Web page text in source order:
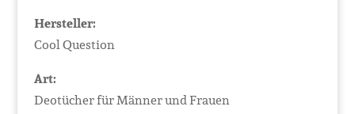
Hersteller:
Cool Question
Art:
Deotücher für Männer und Frauen